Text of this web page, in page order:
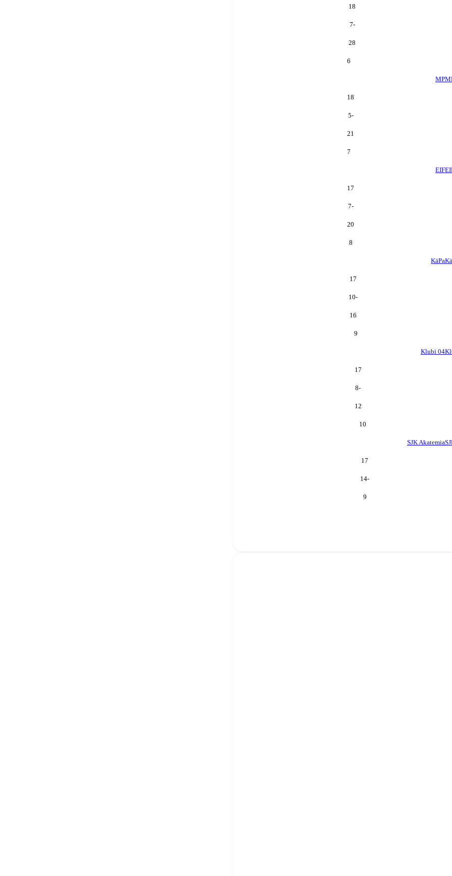
18
-7
28
6
MP
18
-5
21
7
EIF
17
-7
20
8
KäPa
17
-10
16
9
Klubi 04
17
-8
12
10
SJK Akatemia
17
-14
9